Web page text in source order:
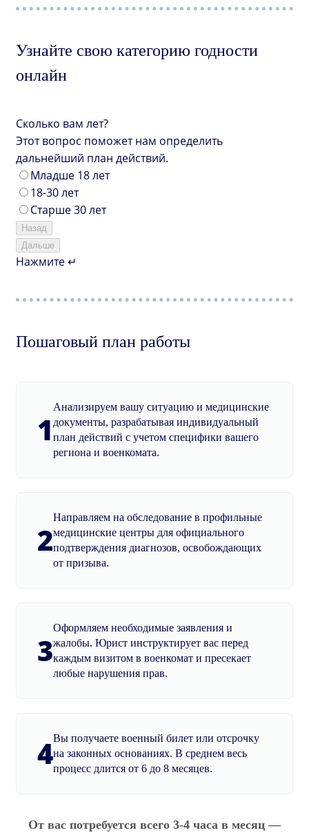
Узнайте свою категорию годности
онлайн
Сколько вам лет?
Этот вопрос поможет нам определить
дальнейший план действий.
Младше 18 лет
18-30 лет
Старше 30 лет
Назад
Дальше
Нажмите ↵
Пошаговый план работы
1
Анализируем вашу ситуацию и медицинские
документы, разрабатывая индивидуальный
план действий с учетом специфики вашего
региона и военкомата.
2
Направляем на обследование в профильные
медицинские центры для официального
подтверждения диагнозов, освобождающих
от призыва.
3
Оформляем необходимые заявления и
жалобы. Юрист инструктирует вас перед
каждым визитом в военкомат и пресекает
любые нарушения прав.
4Вы получаете военный билет или отсрочку
на законных основаниях. В среднем весь
процесс длится от 6 до 8 месяцев.
От вас потребуется всего 3-4 часа в месяц —